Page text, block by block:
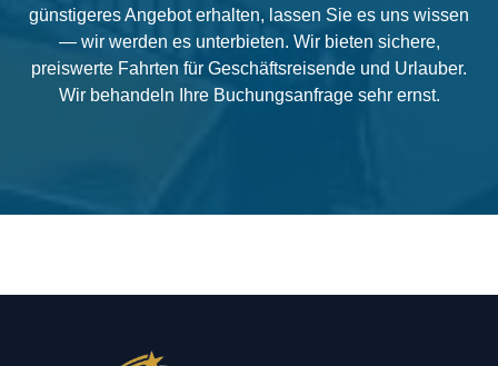
günstigeres Angebot erhalten, lassen Sie es uns wissen
— wir werden es unterbieten. Wir bieten sichere,
preiswerte Fahrten für Geschäftsreisende und Urlauber.
Wir behandeln Ihre Buchungsanfrage sehr ernst.